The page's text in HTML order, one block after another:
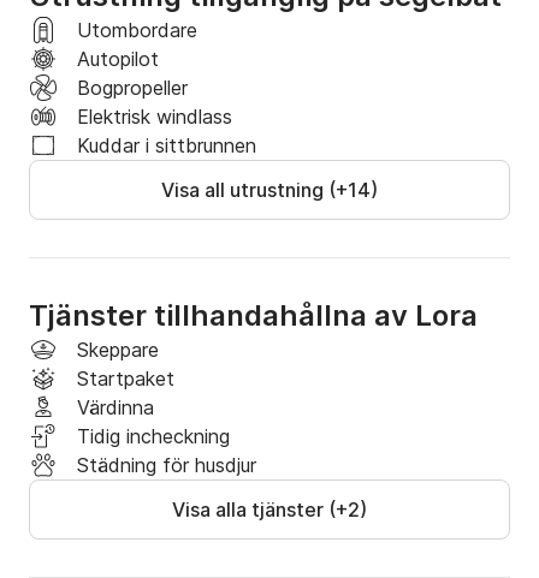
Utombordare
Autopilot
Bogpropeller
Elektrisk windlass
Kuddar i sittbrunnen
Visa all utrustning (+14)
Tjänster tillhandahållna av Lora
Skeppare
Startpaket
Värdinna
Tidig incheckning
Städning för husdjur
Visa alla tjänster (+2)